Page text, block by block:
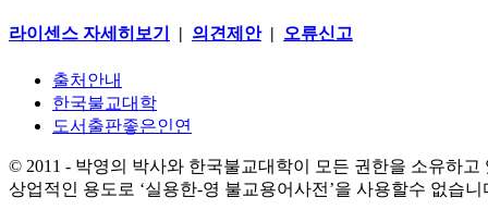
라이센스 자세히보기 | 의견제안| 오류신고
출처안내
한국불교대학
도서출판좋은인연
© 2011 - 박영의 박사와 한국불교대학이 모든 권한을 소유하고
상업적인 용도로 ‘실용한-영 불교용어사전’을 사용할수 없습니